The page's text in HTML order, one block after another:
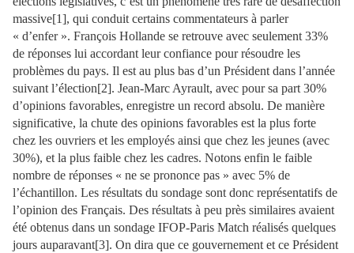
massive[1], qui conduit certains commentateurs à parler
« d’enfer ». François Hollande se retrouve avec seulement 33%
de réponses lui accordant leur confiance pour résoudre les
problèmes du pays. Il est au plus bas d’un Président dans l’année
suivant l’élection[2]. Jean-Marc Ayrault, avec pour sa part 30%
d’opinions favorables, enregistre un record absolu. De manière
significative, la chute des opinions favorables est la plus forte
chez les ouvriers et les employés ainsi que chez les jeunes (avec
30%), et la plus faible chez les cadres. Notons enfin le faible
nombre de réponses « ne se prononce pas » avec 5% de
l’échantillon. Les résultats du sondage sont donc représentatifs de
l’opinion des Français. Des résultats à peu près similaires avaient
été obtenus dans un sondage IFOP-Paris Match réalisés quelques
jours auparavant[3]. On dira que ce gouvernement et ce Président